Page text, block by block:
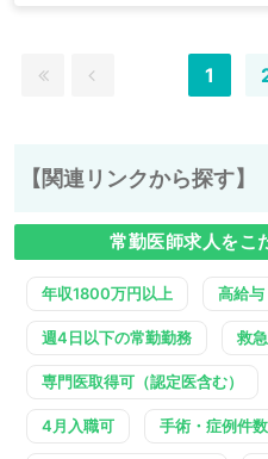
1
【関連リンクから探す】
常勤医師求人をこ
年収1800万円以上 高給与
週4日以下の常勤勤務 救
専門医取得可（認定医含む）
4月入職可 手術・症例件